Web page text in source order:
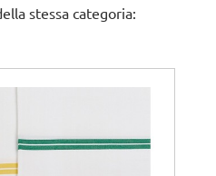
stessa categoria: